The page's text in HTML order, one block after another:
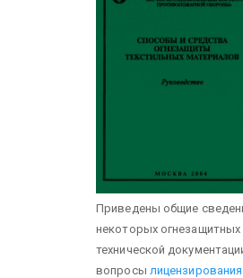
Приведены общие
некоторых
технической
вопросы лицензирования